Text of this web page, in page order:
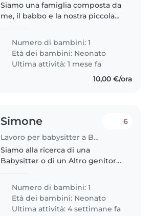
Siamo una famiglia composta da
me, il babbo e la nostra piccola
babysitter da settembre 2026
che possa prendere la nostra
bimba al nido alle 18, la porti..
Numero di bambini: 1
Età dei bambini: Neonato
Ultima attività: 1 mese fa
10,00 €/ora
Simone
Lavoro per babysitter a Bologna
6
Siamo alla ricerca di una
Babysitter o di un Altro genitore
energico, curioso e giocoso. Ci
piacerebbe qualcuno che..
Numero di bambini: 1
Età dei bambini: Neonato
Ultima attività: 4 settimane fa